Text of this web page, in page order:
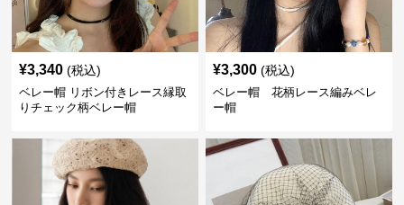
¥3,340 (税込)
ベレー帽 リボン付きレース縁取
りチェック柄ベレー帽
¥3,300 (税込)
ベレー帽 花柄レース編みベレ
ー帽